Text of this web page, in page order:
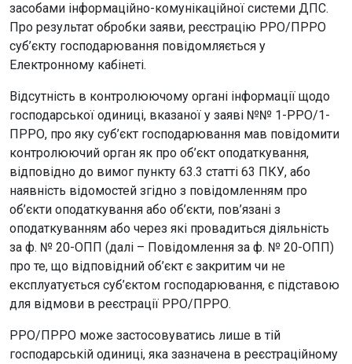
засобами інформаційно-комунікаційної системи ДПС.
Про результат обробки заяви, реєстрацію РРО/ПРРО
суб’єкту господарювання повідомляється у
Електронному кабінеті.
Відсутність в контролюючому органі інформації щодо
господарської одиниці, вказаної у заяві №№ 1-РРО/1-
ПРРО, про яку суб’єкт господарювання мав повідомити
контролюючий орган як про об’єкт оподаткування,
відповідно до вимог пункту 63.3 статті 63 ПКУ, або
наявність відомостей згідно з повідомленням про
об’єкти оподаткування або об’єкти, пов’язані з
оподаткуванням або через які провадиться діяльність
за ф. № 20-ОПП (далі – Повідомлення за ф. № 20-ОПП)
про те, що відповідний об’єкт є закритим чи не
експлуатується суб’єктом господарювання, є підставою
для відмови в реєстрації РРО/ПРРО.
РРО/ПРРО може застосовуватись лише в тій
господарській одиниці, яка зазначена в реєстраційному